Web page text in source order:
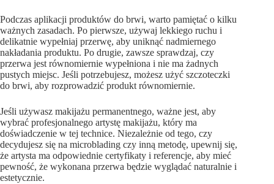
Podczas aplikacji produktów do brwi, warto pamiętać o kilku
ważnych zasadach. Po pierwsze, używaj lekkiego ruchu i
delikatnie wypełniaj przerwę, aby uniknąć nadmiernego
nakładania produktu. Po drugie, zawsze sprawdzaj, czy
przerwa jest równomiernie wypełniona i nie ma żadnych
pustych miejsc. Jeśli potrzebujesz, możesz użyć szczoteczki
do brwi, aby rozprowadzić produkt równomiernie.
Jeśli używasz makijażu permanentnego, ważne jest, aby
wybrać profesjonalnego artystę makijażu, który ma
doświadczenie w tej technice. Niezależnie od tego, czy
decydujesz się na microblading czy inną metodę, upewnij się,
że artysta ma odpowiednie certyfikaty i referencje, aby mieć
pewność, że wykonana przerwa będzie wyglądać naturalnie i
estetycznie.